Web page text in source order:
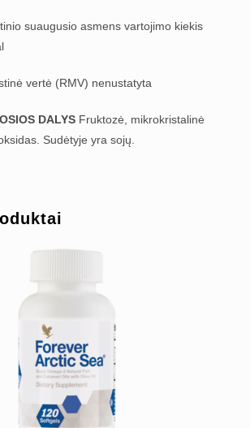
suaugusio asmens vartojimo kiekis
vertė (RMV) nenustatyta
DALYS Fruktozė, mikrokristalinė
Sudėtyje yra sojų.